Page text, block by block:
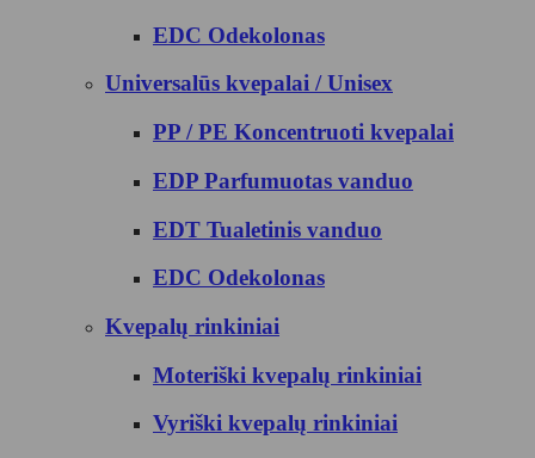
EDC Odekolonas
Universalūs kvepalai / Unisex
PP / PE Koncentruoti kvepalai
EDP Parfumuotas vanduo
EDT Tualetinis vanduo
EDC Odekolonas
Kvepalų rinkiniai
Moteriški kvepalų rinkiniai
Vyriški kvepalų rinkiniai